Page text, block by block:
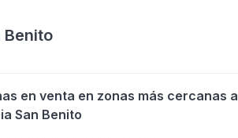
Benito
en venta en zonas más cercanas a
San Benito